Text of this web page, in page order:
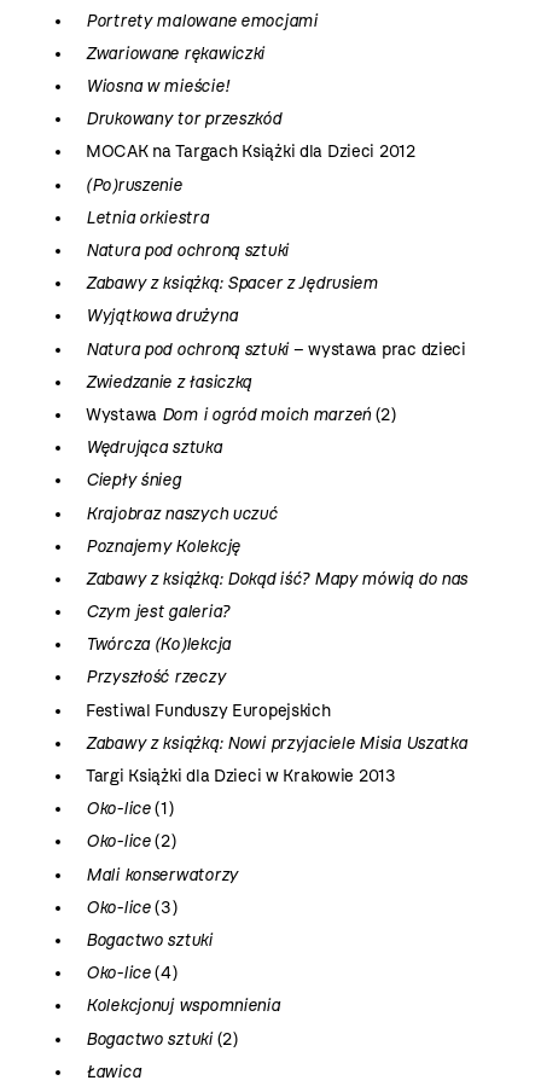
Portrety malowane emocjami
Zwariowane rękawiczki
Wiosna w mieście!
Drukowany tor przeszkód
MOCAK na Targach Książki dla Dzieci 2012
(Po)ruszenie
Letnia orkiestra
Natura pod ochroną sztuki
Zabawy z książką: Spacer z Jędrusiem
Wyjątkowa drużyna
Natura pod ochroną sztuki– wystawa prac dzieci
Zwiedzanie z łasiczką
Wystawa Dom i ogród moich marzeń(2)
Wędrująca sztuka
Ciepły śnieg
Krajobraz naszych uczuć
Poznajemy Kolekcję
Zabawy z książką: Dokąd iść? Mapy mówią do nas
Czym jest galeria?
Twórcza (Ko)lekcja
Przyszłość rzeczy
Festiwal Funduszy Europejskich
Zabawy z książką: Nowi przyjaciele Misia Uszatka
Targi Książki dla Dzieci w Krakowie 2013
Oko-lice(1)
Oko-lice(2)
Mali konserwatorzy
Oko-lice(3)
Bogactwo sztuki
Oko-lice(4)
Kolekcjonuj wspomnienia
Bogactwo sztuki(2)
Ławica